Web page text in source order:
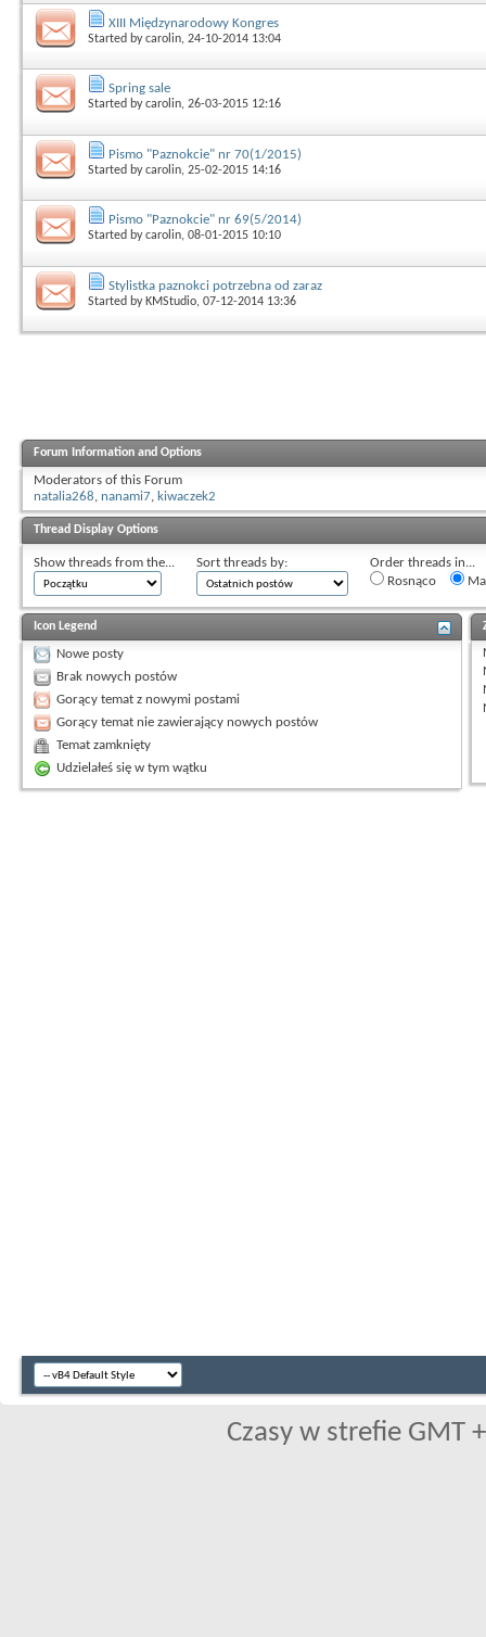
XIII Międzynarodowy Kongres
Started bycarolin, 24-10-2014 13:04
Spring sale
Started bycarolin, 26-03-2015 12:16
Pismo "Paznokcie" nr 70(1/2015)
Started bycarolin, 25-02-2015 14:16
Pismo "Paznokcie" nr 69(5/2014)
Started bycarolin, 08-01-2015 10:10
Stylistka paznokci potrzebna od zaraz
Started by KMStudio, 07-12-2014 13:36
Forum Information and Options
Moderators of this Forum
natalia268, nanami7, kiwaczek2
Thread Display Options
Show threads from the... Sort threads by:
Order threads in...
Rosnąco
Icon Legend
Nowe posty
Brak nowych postów
Gorący temat z nowymi postami
Gorący temat nie zawierający nowych postów
Temat zamknięty
Udzielałeś się w tym wątku
Czasy w strefie GMT